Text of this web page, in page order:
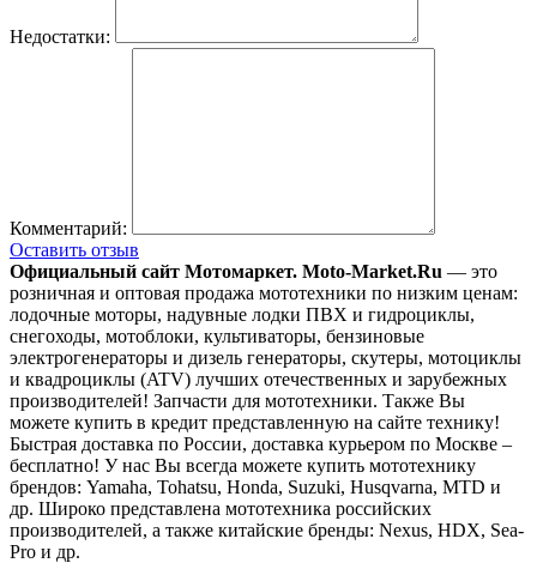
Недостатки:
Комментарий:
Оставить отзыв
Официальный сайт Мотомаркет. Moto-Market.Ru — это
розничная и оптовая продажа мототехники по низким ценам:
лодочные моторы, надувные лодки ПВХ и гидроциклы,
снегоходы, мотоблоки, культиваторы, бензиновые
электрогенераторы и дизель генераторы, скутеры, мотоциклы
и квадроциклы (ATV) лучших отечественных и зарубежных
производителей! Запчасти для мототехники. Также Вы
можете купить в кредит представленную на сайте технику!
Быстрая доставка по России, доставка курьером по Москве –
бесплатно! У нас Вы всегда можете купить мототехнику
брендов: Yamaha, Tohatsu, Honda, Suzuki, Husqvarna, MTD и
др. Широко представлена мототехника российских
производителей, а также китайские бренды: Nexus, HDX, Sea-
Pro и др.